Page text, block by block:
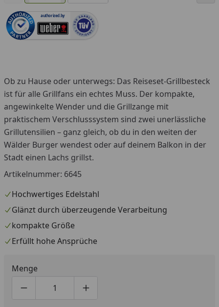
authorized.by
Ob zu Hause oder unterwegs: Das Reiseset-Grillbesteck
ist für alle Grillfans ein echtes Muss. Der kompakte,
angewinkelte Wender und die Grillzange mit
praktischem Verschlusssystem sind zwei unerlässliche
Grillutensilien – ganz gleich, ob du in den weiten der
Wälder Burger wendest oder auf deinem Balkon in der
Stadt einen Lachs grillst.
Artikelnummer: 6645
Hochwertiges Edelstahl
Glänzt durch überzeugende Verarbeitung
kompakte Größe
Erfüllt hohe Ansprüche
Menge
Produktmenge um eins verringern
Produktmenge manuell eingeben
Produktmenge um eins erhöhen